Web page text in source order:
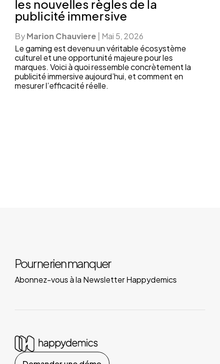
les nouvelles règles de la
publicité immersive
ByMarion Chauviere
Mai 5, 2026
Le gaming est devenu un véritable écosystème
culturel et une opportunité majeure pour les
marques. Voici à quoi ressemble concrètement la
publicité immersive aujourd’hui, et comment en
mesurer l’efficacité réelle.
Pour ne rien manquer
Abonnez-vous à la Newsletter Happydemics